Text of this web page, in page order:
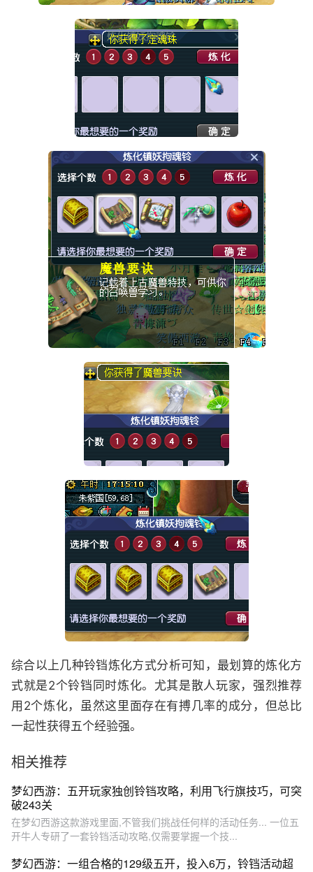
综合以上几种铃铛炼化方式分析可知，最划算的炼化方
式就是2个铃铛同时炼化。尤其是散人玩家，强烈推荐
用2个炼化，虽然这里面存在有搏几率的成分，但总比
一起性获得五个经验强。
相关推荐
梦幻西游：五开玩家独创铃铛攻略，利用飞行旗技巧，可突
破243关
在梦幻西游这款游戏里面,不管我们挑战任何样的活动任务... 一位五
开牛人专研了一套铃铛活动攻略,仅需要掌握一个技...
梦幻西游：一组合格的129级五开，投入6万，铃铛活动超